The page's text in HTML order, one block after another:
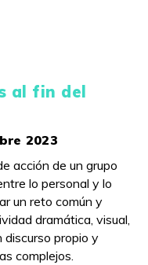
al fin del
2023
acción de un grupo
lo personal y lo
un reto común y
dramática, visual,
discurso propio y
complejos.